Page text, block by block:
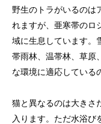
野生のトラがいるのは
れますが、亜寒帯のロ
域に生息しています。
帯雨林、温帯林、草原
な環境に適応している
猫と異なるのは大きさ
入ります。ただ水浴び